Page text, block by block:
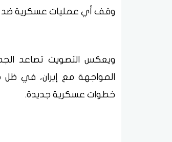
وقف أي عمليات عسكرية ضد
ويعكس التصويت تصاعد
المواجهة مع إيران، في ظل
خطوات عسكرية جديدة.